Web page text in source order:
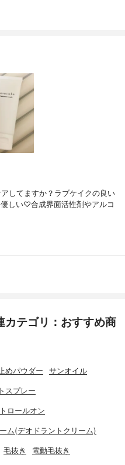
してますか？ラブケイクの良い
しい♡合成界面活性剤やアルコ
カテゴリ：おすすめ商
めパウダー サンオイル
スプレー
ロールオン
ム(デオドラントクリーム)
毛抜き 電動毛抜き